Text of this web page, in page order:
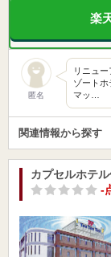
楽
匿名
リニュ
ゾート
マッ…
関連情報から探す
カプセルホテ
-